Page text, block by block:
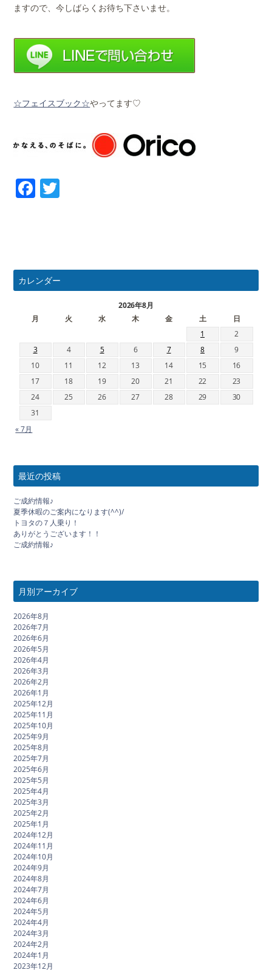
ますので、今しばらくお待ち下さいませ。
☆フェイスブック☆やってます♡
Facebook
カレンダー
2026年8月
月
火 水 木 金 土
日
1
2
3
4 5 6 7 8
9
10
11 12 13 14 15
16
17
18 19 20 21 22
23
24
25 26 27 28 29
30
31
« 7月
最近の投稿
ご成約情報♪
夏季休暇のご案内になります(^^)/
トヨタの７人乗り！
ありがとうございます！！
ご成約情報♪
月別アーカイブ
2026年8月
2026年7月
2026年6月
2026年5月
2026年4月
2026年3月
2026年2月
2026年1月
2025年12月
2025年11月
2025年10月
2025年9月
2025年8月
2025年7月
2025年6月
2025年5月
2025年4月
2025年3月
2025年2月
2025年1月
2024年12月
2024年11月
2024年10月
2024年9月
2024年8月
2024年7月
2024年6月
2024年5月
2024年4月
2024年3月
2024年2月
2024年1月
2023年12月